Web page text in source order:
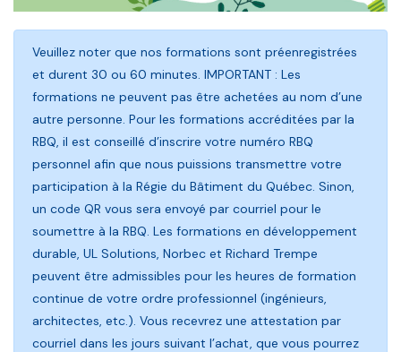
Veuillez noter que nos formations sont préenregistrées
et durent 30 ou 60 minutes. IMPORTANT : Les
formations ne peuvent pas être achetées au nom d’une
autre personne. Pour les formations accréditées par la
RBQ, il est conseillé d’inscrire votre numéro RBQ
personnel afin que nous puissions transmettre votre
participation à la Régie du Bâtiment du Québec. Sinon,
un code QR vous sera envoyé par courriel pour le
soumettre à la RBQ. Les formations en développement
durable, UL Solutions, Norbec et Richard Trempe
peuvent être admissibles pour les heures de formation
continue de votre ordre professionnel (ingénieurs,
architectes, etc.). Vous recevrez une attestation par
courriel dans les jours suivant l’achat, que vous pourrez